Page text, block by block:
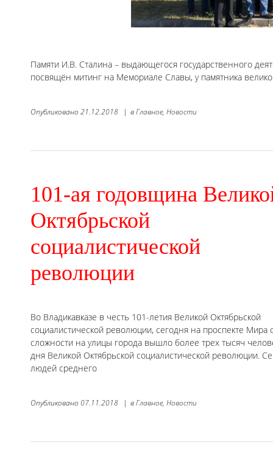
Памяти И.В. Сталина – выдающегося государственного
посвящён митинг на Мемориале Славы, у памятника
Опубликовано 21.12.2018 | вГлавное, Новости
101-ая годовщина
Октябрьской
социалистической
революции
Во Владикавказе в честь 101-летия Великой Октябрьской
социалистической революции, сегодня на проспекте
сложности на улицы города вышло более трех тысяч
дня Великой Октябрьской социалистической революции.
людей среднего
Опубликовано 07.11.2018 | вГлавное, Новости